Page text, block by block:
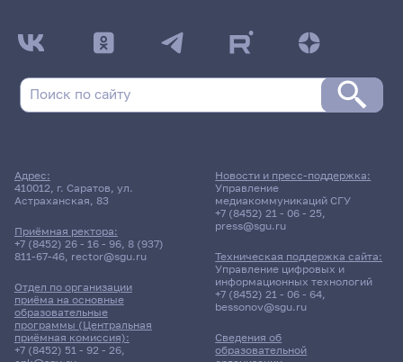
ДАТА ПОСЛЕДНЕГО ОБНОВЛЕНИЯ:
02.02.2026
Методы научных
исследований в
1031гр., Институт физики
3 корпус, 19 комната
Адрес:
410012, г. Саратов, ул.
Астраханская, 83
Приёмная ректора:
+7 (8452) 26 - 16 - 96, 8 (937)
811-67-46, rector@sgu.ru
Отдел по организации
приёма на основные
образовательные
программы (Центральная
приёмная комиссия):
+7 (8452) 51 - 92 - 26,
Сведения об
образовательной
Новости и пресс-поддержка:
Управление
медиакоммуникаций СГУ
+7 (8452) 21 - 06 - 25,
press@sgu.ru
Техническая поддержка сайта:
Управление цифровых и
информационных технологий
+7 (8452) 21 - 06 - 64,
bessonov@sgu.ru